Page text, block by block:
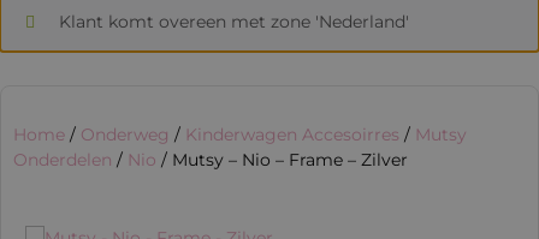
Klant komt overeen met zone 'Nederland'
Home / Onderweg / Kinderwagen Accesoirres / Mutsy
Onderdelen / Nio / Mutsy – Nio – Frame – Zilver